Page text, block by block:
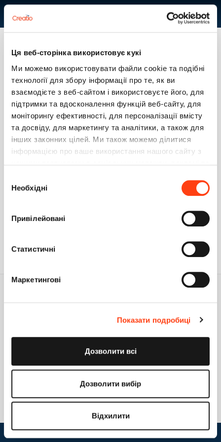
Ця веб-сторінка використовує кукі
Ми можемо використовувати файли cookie та подібні
технології для збору інформації про те, як ви
взаємодієте з веб-сайтом і використовуєте його, для
підтримки та вдосконалення функцій веб-сайту, для
моніторингу ефективності, для персоналізації вмісту
та досвіду, для маркетингу та аналітики, а також для
інших законних цілей. Ми також можемо ділитися
інформацією про ваше використання нашого сайту з
інформацією, яку ви їм надали або яку вони зібрали
під час використання вами їхніх послуг. Детальніше
згоди
Необхідні
Привілейовані
Статистичні
Маркетингові
Показати подробиці
Дозволити всі
Дозволити вибір
Відхилити
PRIMARY TABS
ПУБЛИКАЦИИ
Создание фильтра по детали
Создание замещающей страницы для страницы
редактирования
SUBSCRIBE
2 12 1 1
Будьте на связи!
+38 (044) 363-31-33
support@creatio.com
© 2002-2026 Creatio| Конфиденциальность
+